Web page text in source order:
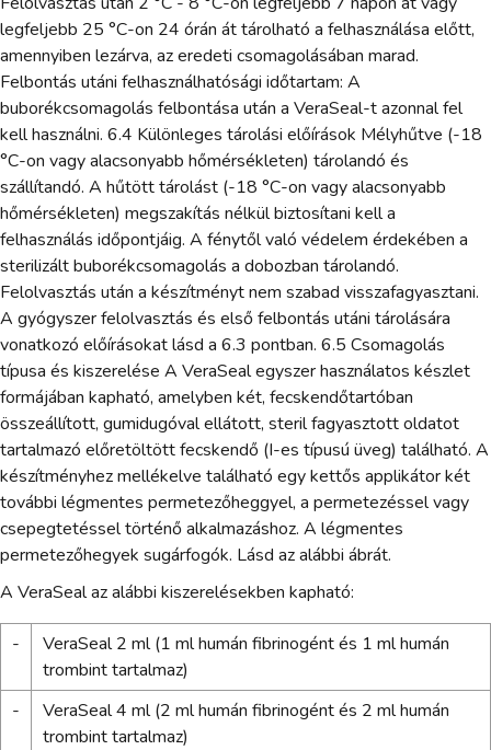
legfeljebb 25 °C-on 24 órán át tárolható a felhasználása előtt,
amennyiben lezárva, az eredeti csomagolásában marad.
Felbontás utáni felhasználhatósági időtartam: A
buborékcsomagolás felbontása után a VeraSeal-t azonnal fel
kell használni. 6.4 Különleges tárolási előírások Mélyhűtve (-18
°C-on vagy alacsonyabb hőmérsékleten) tárolandó és
szállítandó. A hűtött tárolást (-18 °C-on vagy alacsonyabb
hőmérsékleten) megszakítás nélkül biztosítani kell a
felhasználás időpontjáig. A fénytől való védelem érdekében a
sterilizált buborékcsomagolás a dobozban tárolandó.
Felolvasztás után a készítményt nem szabad visszafagyasztani.
A gyógyszer felolvasztás és első felbontás utáni tárolására
vonatkozó előírásokat lásd a 6.3 pontban. 6.5 Csomagolás
típusa és kiszerelése A VeraSeal egyszer használatos készlet
formájában kapható, amelyben két, fecskendőtartóban
összeállított, gumidugóval ellátott, steril fagyasztott oldatot
tartalmazó előretöltött fecskendő (I-es típusú üveg) található. A
készítményhez mellékelve található egy kettős applikátor két
további légmentes permetezőheggyel, a permetezéssel vagy
csepegtetéssel történő alkalmazáshoz. A légmentes
permetezőhegyek sugárfogók. Lásd az alábbi ábrát.
A VeraSeal az alábbi kiszerelésekben kapható:
-
VeraSeal 2 ml (1 ml humán fibrinogént és 1 ml humán
trombint tartalmaz)
-
VeraSeal 4 ml (2 ml humán fibrinogént és 2 ml humán
trombint tartalmaz)